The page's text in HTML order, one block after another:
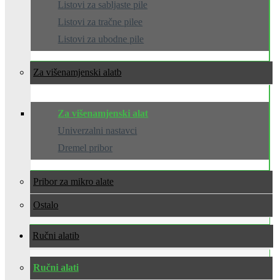
Listovi za sabljaste pile
Listovi za tračne pilee
Listovi za ubodne pile
Za višenamjenski alat
Za višenamjenski alat
Univerzalni nastavci
Dremel pribor
Pribor za mikro alate
Ostalo
Ručni alati
Ručni alati